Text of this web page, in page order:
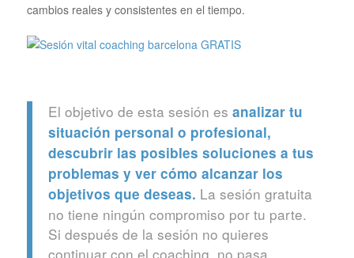
cambios reales y consistentes en el tiempo.
El objetivo de esta sesión es analizar tu
situación personal o profesional,
descubrir las posibles soluciones a tus
problemas y ver cómo alcanzar los
objetivos que deseas. La sesión gratuita
no tiene ningún compromiso por tu parte.
Si después de la sesión no quieres
continuar con el coaching, no pasa